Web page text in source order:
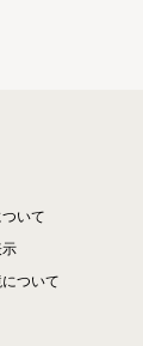
いて
ついて